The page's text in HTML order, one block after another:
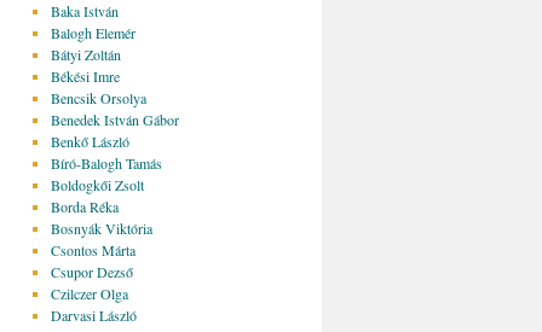
Baka István
Balogh Elemér
Bátyi Zoltán
Békési Imre
Bencsik Orsolya
Benedek István Gábor
Benkő László
Bíró-Balogh Tamás
Boldogkői Zsolt
Borda Réka
Bosnyák Viktória
Csontos Márta
Csupor Dezső
Czilczer Olga
Darvasi László